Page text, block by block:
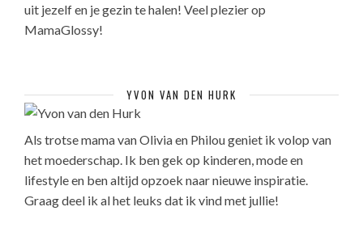
uit jezelf en je gezin te halen! Veel plezier op
MamaGlossy!
YVON VAN DEN HURK
Als trotse mama van Olivia en Philou geniet ik volop van
het moederschap. Ik ben gek op kinderen, mode en
lifestyle en ben altijd opzoek naar nieuwe inspiratie.
Graag deel ik al het leuks dat ik vind met jullie!